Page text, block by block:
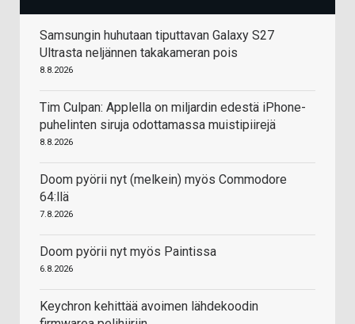
Samsungin huhutaan tiputtavan Galaxy S27
Ultrasta neljännen takakameran pois
8.8.2026
Tim Culpan: Applella on miljardin edestä iPhone-
puhelinten siruja odottamassa muistipiirejä
8.8.2026
Doom pyörii nyt (melkein) myös Commodore
64:llä
7.8.2026
Doom pyörii nyt myös Paintissa
6.8.2026
Keychron kehittää avoimen lähdekoodin